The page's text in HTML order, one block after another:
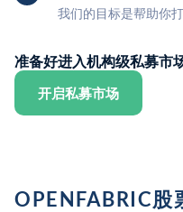
我们的目标是帮助你
准备好进入机构级私募市
开启私募市场
OPENFABRIC股